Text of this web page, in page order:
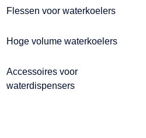
Flessen voor waterkoelers
Hoge volume waterkoelers
Accessoires voor
waterdispensers